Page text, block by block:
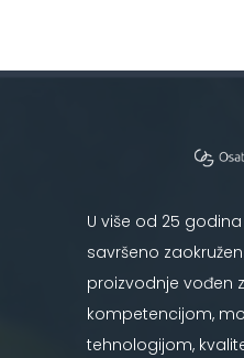
U više od 25
savršeno
proizvodnje vođen
kompetencijom,
tehnologijom,